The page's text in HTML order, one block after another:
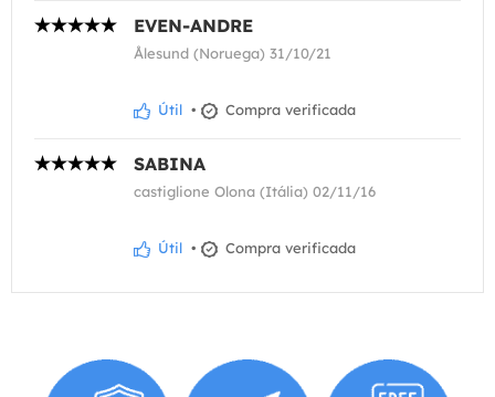
EVEN-ANDRE
Ålesund (Noruega) 31/10/21
Útil • Compra verificada
SABINA
castiglione Olona (Itália) 02/11/16
Útil • Compra verificada